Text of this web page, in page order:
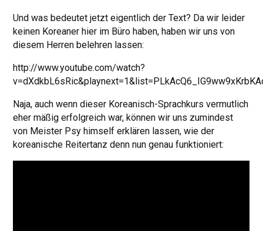
Und was bedeutet jetzt eigentlich der Text? Da wir leider
keinen Koreaner hier im Büro haben, haben wir uns von
diesem Herren belehren lassen:
http://www.youtube.com/watch?
Naja, auch wenn dieser Koreanisch-Sprachkurs vermutlich
eher mäßig erfolgreich war, können wir uns zumindest
von Meister Psy himself erklären lassen, wie der
koreanische Reitertanz denn nun genau funktioniert: